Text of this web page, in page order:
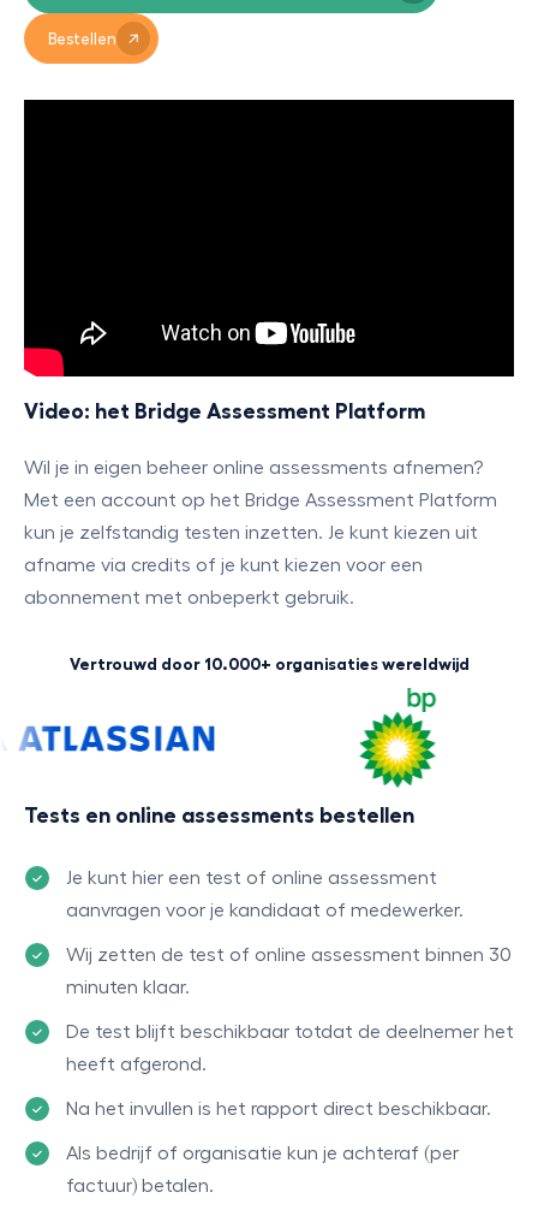
Bestellen
Video: het Bridge Assessment Platform
Wil je in eigen beheer online assessments afnemen?
Met een account op het Bridge Assessment Platform
kun je zelfstandig testen inzetten. Je kunt kiezen uit
afname via credits of je kunt kiezen voor een
abonnement met onbeperkt gebruik.
Vertrouwd door 10.000+ organisaties wereldwijd
Tests en online assessments bestellen
Je kunt hier een test of online assessment
aanvragen voor je kandidaat of medewerker.
Wij zetten de test of online assessment binnen 30
minuten klaar.
De test blijft beschikbaar totdat de deelnemer het
heeft afgerond.
Na het invullen is het rapport direct beschikbaar.
Als bedrijf of organisatie kun je achteraf (per
factuur) betalen.